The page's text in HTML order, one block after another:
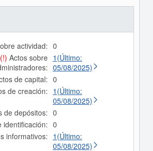
actividad: 0
(!) Actos sobre 1(Último:
05/08/2025)
de capital: 0
de creación: 1(Último:
05/08/2025)
de depósitos: 0
identificación: 0
informativos: 1(Último:
05/08/2025)